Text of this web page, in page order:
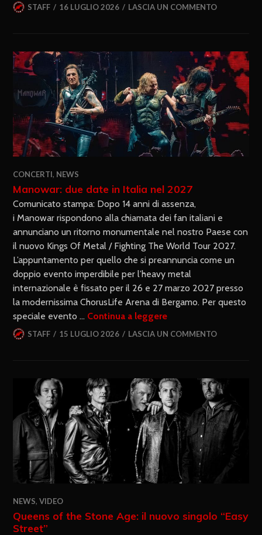
STAFF 16 LUGLIO 2026 LASCIA UN COMMENTO
CONCERTI, NEWS
Manowar: due date in Italia nel 2027
Comunicato stampa: Dopo 14 anni di assenza,
i Manowar rispondono alla chiamata dei fan italiani e
annunciano un ritorno monumentale nel nostro Paese con
il nuovo Kings Of Metal / Fighting The World Tour 2027.
L’appuntamento per quello che si preannuncia come un
doppio evento imperdibile per l’heavy metal
internazionale è fissato per il 26 e 27 marzo 2027 presso
la modernissima ChorusLife Arena di Bergamo. Per questo
speciale evento … Continua a leggere
STAFF 15 LUGLIO 2026 LASCIA UN COMMENTO
NEWS,VIDEO
Queens of the Stone Age: il nuovo singolo “Easy
Street”